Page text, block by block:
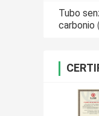
Tubo
carbonio